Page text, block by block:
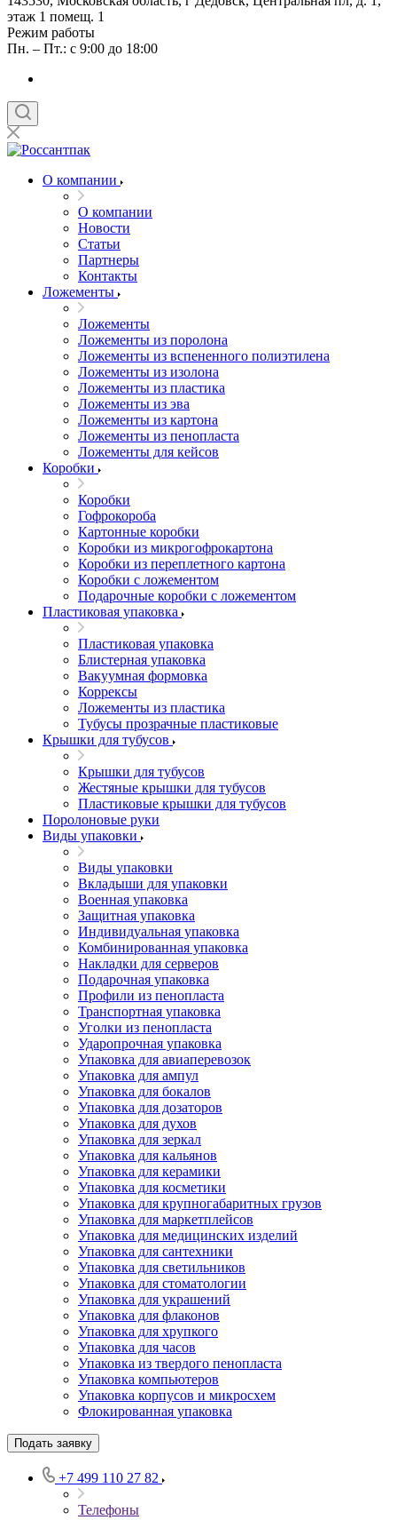
этаж 1 помещ. 1
Режим работы
Пн. – Пт.: с 9:00 до 18:00
О компании
О компании
Новости
Статьи
Партнеры
Контакты
Ложементы
Ложементы
Ложементы из поролона
Ложементы из вспененного полиэтилена
Ложементы из изолона
Ложементы из пластика
Ложементы из эва
Ложементы из картона
Ложементы из пенопласта
Ложементы для кейсов
Коробки
Коробки
Гофрокороба
Картонные коробки
Коробки из микрогофрокартона
Коробки из переплетного картона
Коробки с ложементом
Подарочные коробки с ложементом
Пластиковая упаковка
Пластиковая упаковка
Блистерная упаковка
Вакуумная формовка
Коррексы
Ложементы из пластика
Тубусы прозрачные пластиковые
Крышки для тубусов
Крышки для тубусов
Жестяные крышки для тубусов
Пластиковые крышки для тубусов
Поролоновые руки
Виды упаковки
Виды упаковки
Вкладыши для упаковки
Военная упаковка
Защитная упаковка
Индивидуальная упаковка
Комбинированная упаковка
Накладки для серверов
Подарочная упаковка
Профили из пенопласта
Транспортная упаковка
Уголки из пенопласта
Ударопрочная упаковка
Упаковка для авиаперевозок
Упаковка для ампул
Упаковка для бокалов
Упаковка для дозаторов
Упаковка для духов
Упаковка для зеркал
Упаковка для кальянов
Упаковка для керамики
Упаковка для косметики
Упаковка для крупногабаритных грузов
Упаковка для маркетплейсов
Упаковка для медицинских изделий
Упаковка для сантехники
Упаковка для светильников
Упаковка для стоматологии
Упаковка для украшений
Упаковка для флаконов
Упаковка для хрупкого
Упаковка для часов
Упаковка из твердого пенопласта
Упаковка компьютеров
Упаковка корпусов и микросхем
Флокированная упаковка
Подать заявку
+7 499 110 27 82
Телефоны